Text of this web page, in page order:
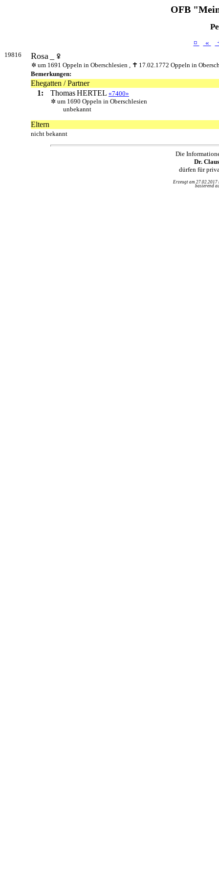
OFB
¤ «
19816 Rosa
um 1691 Oppeln in Oberschlesien ,
17.02.1772 Oppeln in
Bemerkungen:
Ehegatten / Partner
1:
ThomasHERTEL «7400»
um 1690 Oppeln in Oberschlesien
unbekannt
Eltern
nicht bekannt
Die
Dr.
dürfen für
Erzeugt am
basierend